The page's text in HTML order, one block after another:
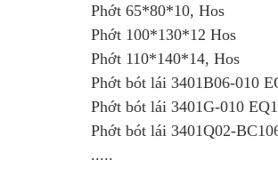
Phớt 65*80*10, Hos
Phớt 100*130*12 Hos
Phớt 110*140*14, Hos
Phớt bót lái 3401B06-010
Phớt bót lái 3401G-010
Phớt bót lái 3401Q02-
.....